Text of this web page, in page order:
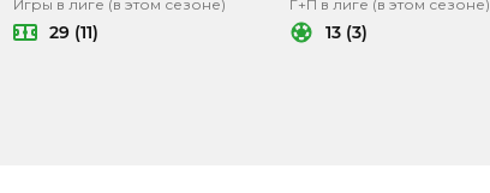
Игры в лиге (в этом сезоне)
29 (11)
Г+П в лиге (в этом сезоне)
13 (3)